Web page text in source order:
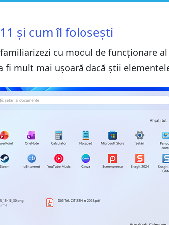
Start
Start
și cum îl folosești
cu modul de funcționare al
fi mult mai ușoară dacă știi